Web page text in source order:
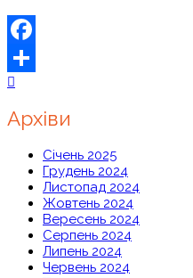
Facebook
Share
Архіви
Січень 2025
Грудень 2024
Листопад 2024
Жовтень 2024
Вересень 2024
Серпень 2024
Липень 2024
Червень 2024